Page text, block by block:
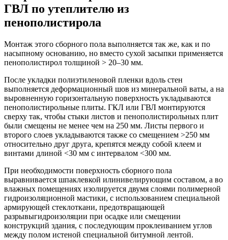
ГВЛ по утеплителю из
пенополистирола
Монтаж этого сборного пола выполняется так же, как и по
насыпному основанию, но вместо сухой засыпки применяется
пенополистирол толщиной > 20–30 мм.
После укладки полиэтиленовой пленки вдоль стен
выполняется деформационный шов из минеральной ваты, а на
выровненную горизонтальную поверхность укладываются
пенополистирольные плиты. ГКЛ или ГВЛ монтируются
сверху так, чтобы стыки листов и пенополистирольных плит
были смещены не менее чем на 250 мм. Листы первого и
второго слоев укладываются также со смещением >250 мм
относительно друг друга, крепятся между собой клеем и
винтами длиной <30 мм с интервалом <300 мм.
При необходимости поверхность сборного пола
выравнивается шпаклевкой илинивелирующим составом, а во
влажных помещениях изолируется двумя слоями полимерной
гидроизоляционной мастики, с использованием специальной
армирующей стеклоткани, предотвращающей
разрывыгидроизоляции при осадке или смещении
конструкций здания, с последующим проклеиванием углов
между полом истеной специальной битумной лентой.